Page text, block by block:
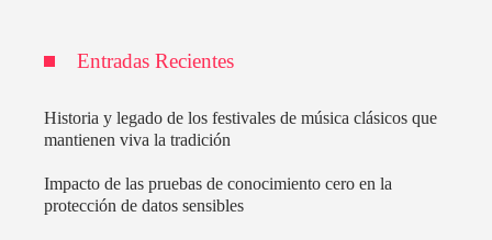
Entradas Recientes
Historia y legado de los festivales de música clásicos que
mantienen viva la tradición
Impacto de las pruebas de conocimiento cero en la
protección de datos sensibles